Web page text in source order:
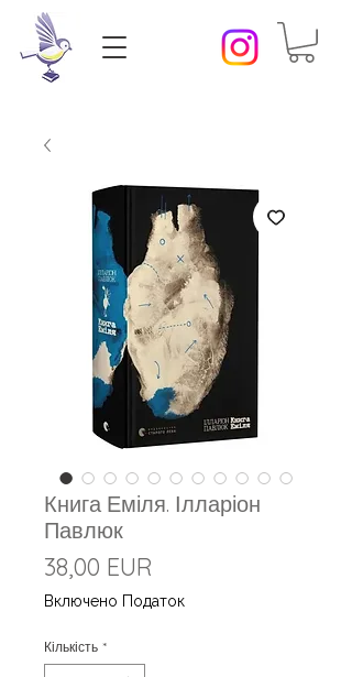
Книга Еміля. Ілларіон
Павлюк
38,00 EUR
Включено Податок
Кількість *